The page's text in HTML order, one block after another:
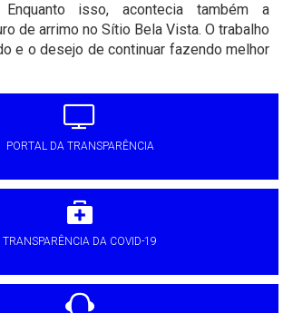
Enquanto isso, acontecia também a
de arrimo no Sítio Bela Vista. O trabalho
e o desejo de continuar fazendo melhor
PORTAL DA TRANSPARÊNCIA
TRANSPARÊNCIA DA COVID-19